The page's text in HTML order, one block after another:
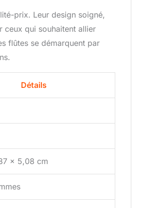
prix. Leur design soigné,
ceux qui souhaitent allier
flûtes se démarquent par
Détails
x 5,08 cm